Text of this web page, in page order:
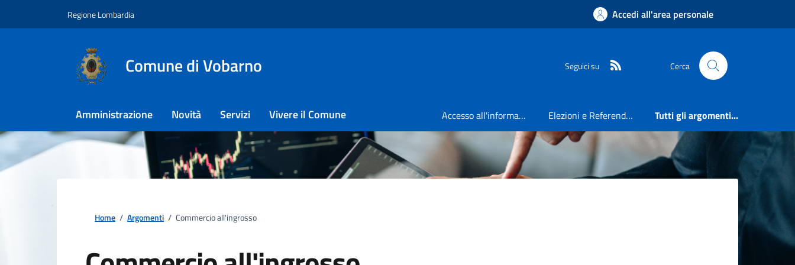
Regione Lombardia Accedi all'area personale
Comune di Vobarno Seguici su Cerca
Amministrazione Novità Servizi Vivere il Comune Accesso all'informazione Elezioni e Referendum Tutti gli argomenti...
Home / Argomenti / Commercio all'ingrosso